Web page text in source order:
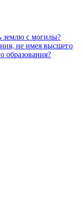
землю с могилы?
не имея высшего
образования?